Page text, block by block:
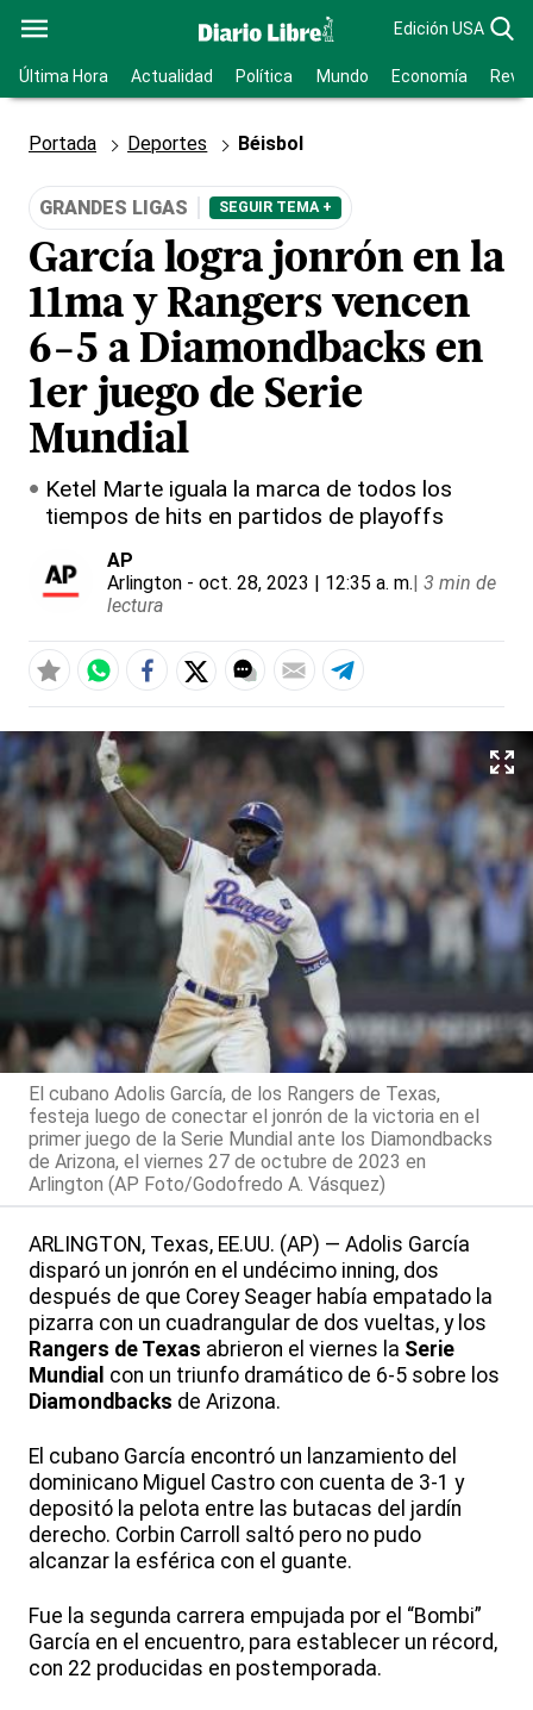
Edición USA
Última Hora Actualidad Política Mundo Economía
Portada Deportes Béisbol
GRANDES LIGAS SEGUIR TEMA +
García logra jonrón en la
11ma y Rangers vencen
6-5 a Diamondbacks en
1er juego de Serie
Mundial
Ketel Marte iguala la marca de todos los
tiempos de hits en partidos de playoffs
AP
Arlington - oct. 28, 2023 | 12:35 a. m.| 3 min de
lectura
El cubano Adolis García, de los Rangers de Texas,
festeja luego de conectar el jonrón de la victoria en el
primer juego de la Serie Mundial ante los Diamondbacks
de Arizona, el viernes 27 de octubre de 2023 en
Arlington (AP Foto/Godofredo A. Vásquez)
ARLINGTON, Texas, EE.UU. (AP) — Adolis García
disparó un jonrón en el undécimo inning, dos
después de que Corey Seager había empatado la
pizarra con un cuadrangular de dos vueltas, y los
Rangers de Texas abrieron el viernes la Serie
Mundial con un triunfo dramático de 6-5 sobre los
Diamondbacks de Arizona.
El cubano García encontró un lanzamiento del
dominicano Miguel Castro con cuenta de 3-1 y
depositó la pelota entre las butacas del jardín
derecho. Corbin Carroll saltó pero no pudo
alcanzar la esférica con el guante.
Fue la segunda carrera empujada por el “Bombi”
García en el encuentro, para establecer un récord,
con 22 producidas en postemporada.